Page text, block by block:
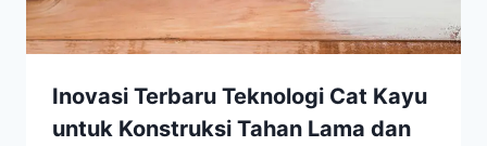
Inovasi Terbaru Teknologi Cat Kayu
untuk Konstruksi Tahan Lama dan